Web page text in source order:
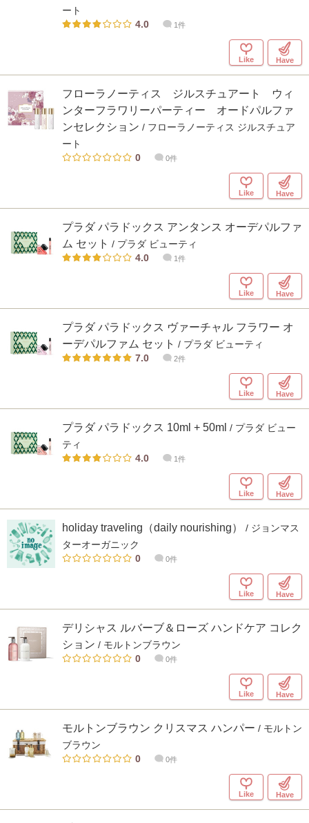
ート
4.0
1件
Like Have
フローラノーティス ジルスチュアート ウィ
ンターフラワリーパーティー オードパルファ
ンセレクション / フローラノーティス ジルスチュア
ート
0
0件
Like Have
プラダ パラドックス アンタンス オーデパルファ
ム セット / プラダ ビューティ
4.0
1件
Like Have
プラダ パラドックス ヴァーチャル フラワー オ
ーデパルファム セット / プラダ ビューティ
7.0
2件
Like Have
プラダ パラドックス 10ml + 50ml / プラダ ビュー
ティ
4.0
1件
Like Have
holiday traveling（daily nourishing） / ジョンマス
ターオーガニック
0
0件
Like Have
デリシャス ルバーブ＆ローズ ハンドケア コレク
ション / モルトンブラウン
0
0件
Like Have
モルトンブラウン クリスマス ハンパー / モルトン
ブラウン
0
0件
Like Have